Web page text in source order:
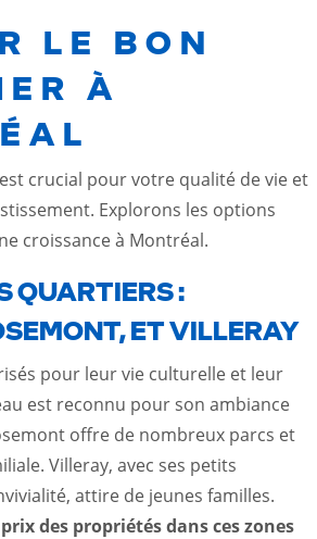
LE BON
À
crucial pour votre qualité de vie et
Explorons les options
croissance à Montréal.
QUARTIERS :
ET VILLERAY
pour leur vie culturelle et leur
est reconnu pour son ambiance
offre de nombreux parcs et
Villeray, avec ses petits
attire de jeunes familles.
des propriétés dans ces zones